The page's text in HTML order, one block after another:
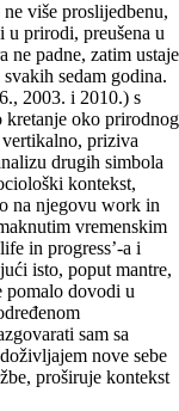
više proslijedbenu,
prirodi, preušena u
ne padne, zatim ustaje
sedam godina.
2003. i 2010.) s
kretanje oko prirodnog
priziva
drugih simbola
kontekst,
na njegovu work in
vremenskim
in progress’-a i
isto, poput mantre,
pomalo dovodi u
sam sa
nove sebe
proširuje kontekst